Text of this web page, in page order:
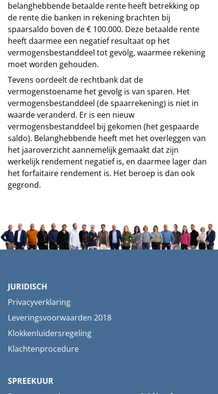
belanghebbende betaalde rente heeft betrekking op
de rente die banken in rekening brachten bij
spaarsaldo boven de € 100.000. Deze betaalde rente
heeft daarmee een negatief resultaat op het
vermogensbestanddeel tot gevolg, waarmee rekening
moet worden gehouden.
Tevens oordeelt de rechtbank dat de
vermogenstoename het gevolg is van sparen. Het
vermogensbestanddeel (de spaarrekening) is niet in
waarde veranderd. Er is een nieuw
vermogensbestanddeel bij gekomen (het gespaarde
saldo). Belanghebbende heeft met het overleggen van
het jaaroverzicht aannemelijk gemaakt dat zijn
werkelijk rendement negatief is, en daarmee lager dan
het forfaitaire rendement is. Het beroep is dan ook
gegrond.
JURIDISCH
Privacyverklaring
Leveringsvoorwaarden 2018
Klokkenluidersregeling
Klachtenprocedure
SPREEKUUR